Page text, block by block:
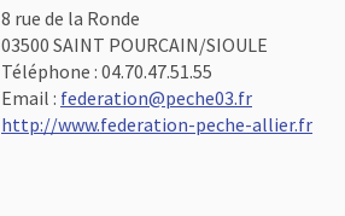
8 rue de la Ronde
03500 SAINT POURCAIN/SIOULE
Téléphone : 04.70.47.51.55
Email : federation@peche03.fr
http://www.federation-peche-allier.fr